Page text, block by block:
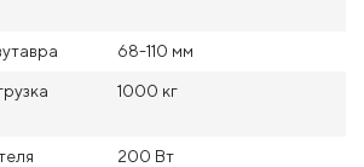
68-110 мм
1000 кг
200 Вт